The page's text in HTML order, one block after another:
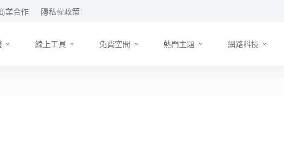
業合作 隱私權政策
線上工具 免費空間 熱門主題 網路科技